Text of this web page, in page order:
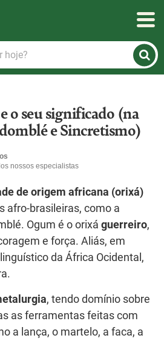
o seu significado (na
e Sincretismo)
nossos especialistas
de origem africana (orixá)
afro-brasileiras, como a
Ogum é o orixá guerreiro,
e força. Aliás, em
da África Ocidental,
, tendo domínio sobre
as ferramentas feitas com
a lança, o martelo, a faca, a